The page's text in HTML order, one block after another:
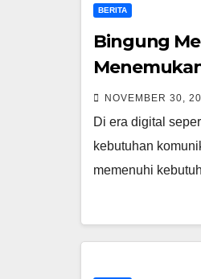
BERITA
Bingung
NOVEMBER 30,
Di era digital
kebutuhan
memenuhi